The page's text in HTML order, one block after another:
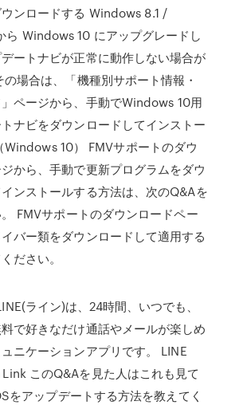
ンロードする Windows 8.1 /
ら Windows 10 にアップグレードし
ートナビが正常に動作しない場合が
場合は、「機種別サポート情報・
ページから、手動でWindows 10用
ナビをダウンロードしてインストー
Windows 10） FMVサポートのダウ
から、手動で更新プログラムをダウ
ンストールする方法は、次のQ&Aを
FMVサポートのダウンロードペー
バー類をダウンロードして適用する
ださい。
ライン)は、24時間、いつでも、
で好きなだけ通話やメールが楽しめ
ニケーションアプリです。 LINE
このQ&Aを見た人はこれも見て
をアップデートする方法を教えてく